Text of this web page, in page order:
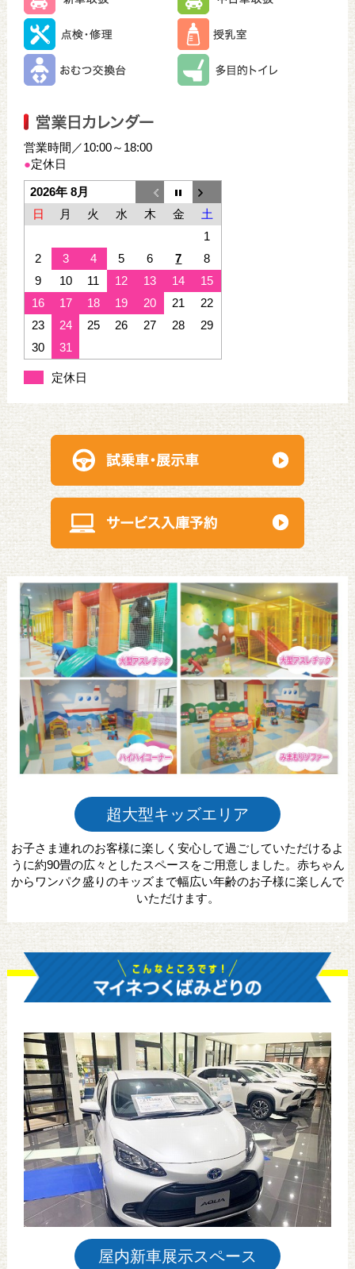
営業時間／10:00～18:00
●定休日
2026年 8月
日
月 火 水 木 金
土
1
2
3 4 5 6 7
8
9
10 11 12 13 14
15
16
17 18 19 20 21
22
23
24 25 26 27 28
29
30
31
定休日
超大型キッズエリア
お子さま連れのお客様に楽しく安心して過ごしていただけるよ
うに約90畳の広々としたスペースをご用意しました。 赤ちゃん
からワンパク盛りのキッズまで幅広い年齢のお子様に楽しんで
いただけます。
屋内新車展示スペース